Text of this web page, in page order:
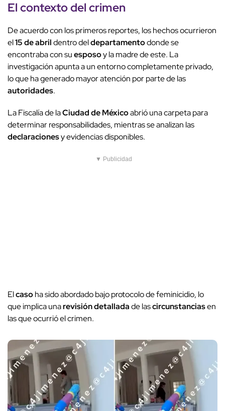
El contexto del crimen
De acuerdo con los primeros reportes, los hechos ocurrieron
el15 de abrildentro deldepartamentodonde se
encontraba con suesposoy la madre de este. La
investigación apunta a un entorno completamente privado,
lo que ha generado mayor atención por parte de las
autoridades.
La Fiscalía de laCiudad de Méxicoabrió una carpeta para
determinar responsabilidades, mientras se analizan las
declaracionesy evidencias disponibles.
▼ Publicidad
Elcasoha sido abordado bajo protocolo de feminicidio, lo
que implica unarevisión detalladade lascircunstanciasen
las que ocurrió el crimen.